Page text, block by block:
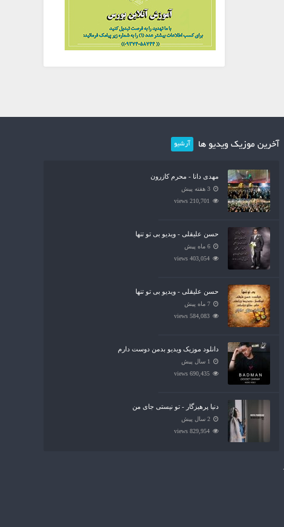
آخرین موزیک ویدیو ها آرشیو
مهدی دانا - محرم کازرون
3 هفته پیش
210,701 views
حسن علیقلی - ویدیو بی تو تنها
6 ماه پیش
403,054 views
حسن علیقلی - ویدیو بی تو تنها
7 ماه پیش
584,083 views
دانلود موزیک ویدیو بدمن دوست دارم
1 سال پیش
690,435 views
دنیا پرهیزگار - تو نیستی جای من
2 سال پیش
829,954 views